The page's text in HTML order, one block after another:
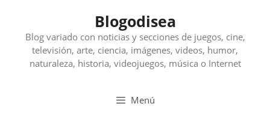
contenido
Blogodisea
Blog variado con noticias y secciones de juegos, cine,
televisión, arte, ciencia, imágenes, videos, humor,
naturaleza, historia, videojuegos, música o Internet
Menú